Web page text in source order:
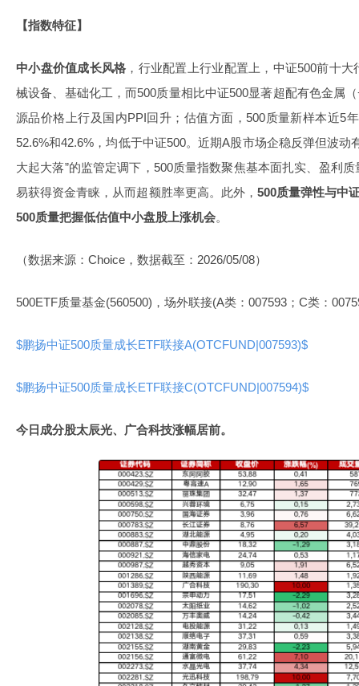
【指数特征】
中小盘价值成长风格 ，行业配置上行业配置上，中证500前十
械设备、基础化工，而500质量相比中证500显著超配有色金属
源品价格上行及国内PPI回升；估值方面，500质量新样本近5
52.6%和42.6%，均低于中证500。近期A股市场企稳反弹但波动
大起大落”的监管定调下，500质量指数聚焦基本面扎实、盈利
易获得资金青睐，从而超额胜率更高。此外， 500质量弹性与中
500质量把握低估值中小盘股上涨机会。
（数据来源：Choice，数据截至：2026/05/08）
500ETF质量基金(560500)，场外联接(A类：007593；C类：
$鹏扬中证500质量成长ETF联接A(OTCFUND|007593)$
$鹏扬中证500质量成长ETF联接C(OTCFUND|007594)$
今日成分股太辰光、广合科技涨幅居前。